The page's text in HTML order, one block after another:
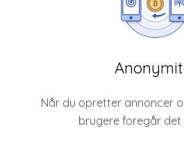
Når du opretter annoncer
brugere foregår det